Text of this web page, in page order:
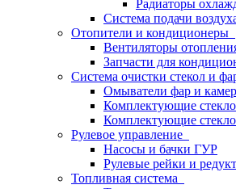
Радиаторы
Система подачи
Отопители и кондиционеры
Вентиляторы
Запчасти для
Система очистки стекол и
Омыватели фар и камер
Комплектующие
Комплектующие
Рулевое управление
Насосы и бачки ГУР
Рулевые рейки и
Топливная система